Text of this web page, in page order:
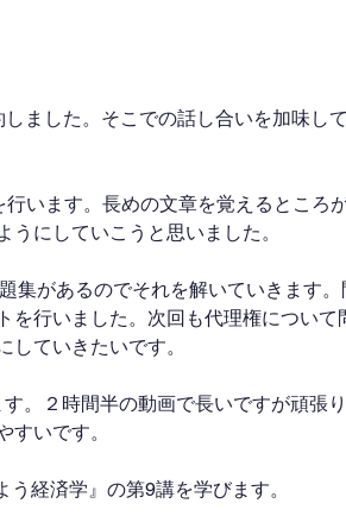
ました。そこでの話し合いを加味し
います。長めの文章を覚えるところ
にしていこうと思いました。
集があるのでそれを解いていきます
行いました。次回も代理権について
ていきたいです。
。２時間半の動画で長いですが頑張り
すいです。
経済学』の第9講を学びます。